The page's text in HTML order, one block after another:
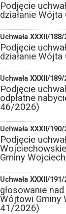
Podjęcie
działanie
Uchwała XXXII/188/
Podjęcie
działanie
Uchwała XXXII/189/
Podjęcie
odpłatne
46/2026)
Uchwała XXXII/190/
Podjęcie
Gminy
Uchwała XXXII/191/
głosowanie
Wójtowi Gminy
41/2026)